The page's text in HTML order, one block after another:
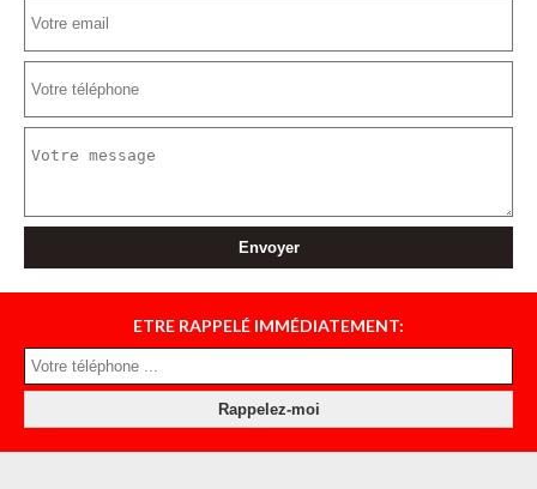
ETRE RAPPELÉ IMMÉDIATEMENT: